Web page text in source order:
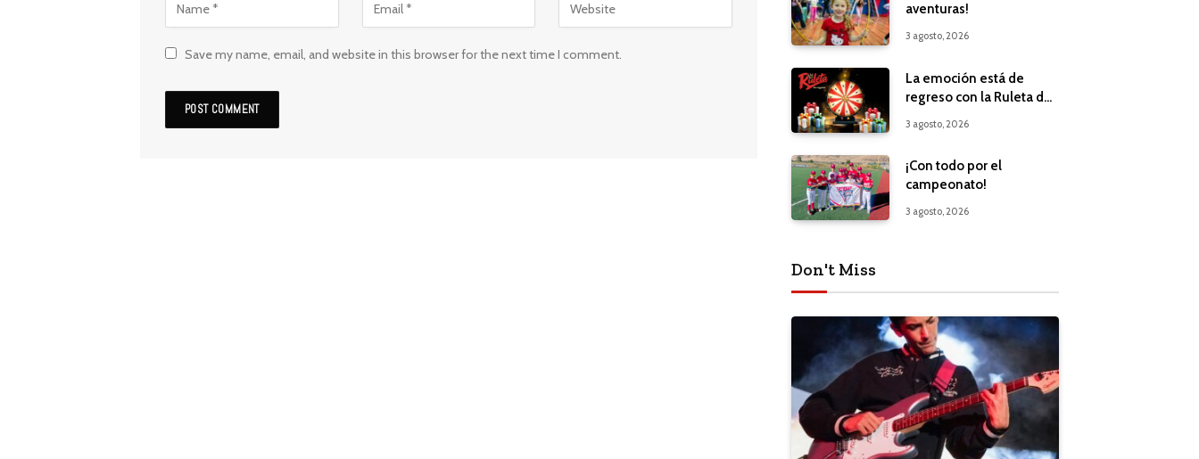
Save my name, email, and website in this browser for the next time I comment.
aventuras!
3 agosto, 2026
La emoción está de
regreso con la Ruleta de
3 agosto, 2026
¡Con todo por el
campeonato!
3 agosto, 2026
Don't Miss